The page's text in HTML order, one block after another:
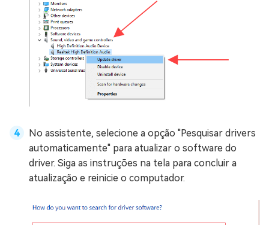
No assistente, selecione a opção "Pesquisar drivers
automaticamente" para atualizar o software do
driver. Siga as instruções na tela para concluir a
atualização e reinicie o computador.